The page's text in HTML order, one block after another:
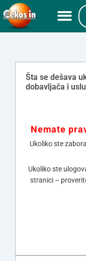
Šta se dešava
dobavljača i
Nemate
Ukoliko ste
Ukoliko ste
stranici –